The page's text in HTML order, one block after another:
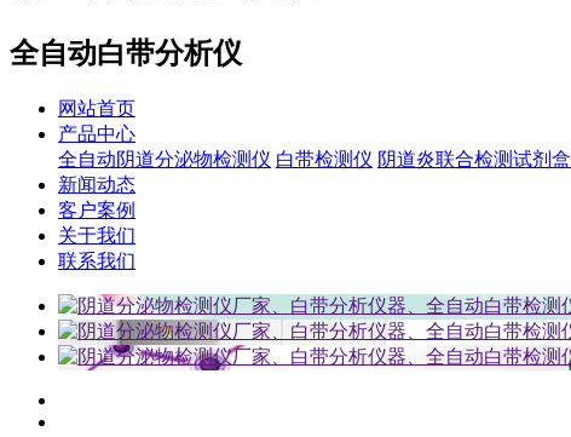
全自动白带分析仪
网站首页
产品中心
全自动阴道分泌物检测仪 白带检测仪 阴道炎联合检测试剂盒
新闻动态
客户案例
关于我们
联系我们